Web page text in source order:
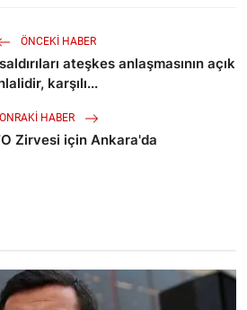
ÖNCEKI HABER
ateşkes anlaşmasının açık
karşılı...
HABER
Zirvesi için Ankara'da